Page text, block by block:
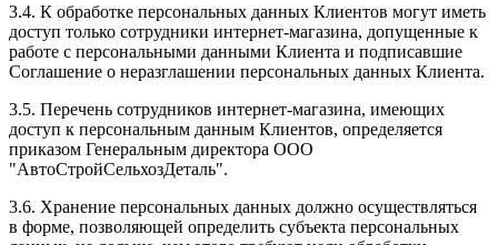
3.4. К обработке персональных данных Клиентов могут иметь
доступ только сотрудники интернет-магазина, допущенные к
работе с персональными данными Клиента и подписавшие
Соглашение о неразглашении персональных данных Клиента.
3.5. Перечень сотрудников интернет-магазина, имеющих
доступ к персональным данным Клиентов, определяется
приказом Генеральным директора ООО
"АвтоСтройСельхозДеталь".
3.6. Хранение персональных данных должно осуществляться
в форме, позволяющей определить субъекта персональных